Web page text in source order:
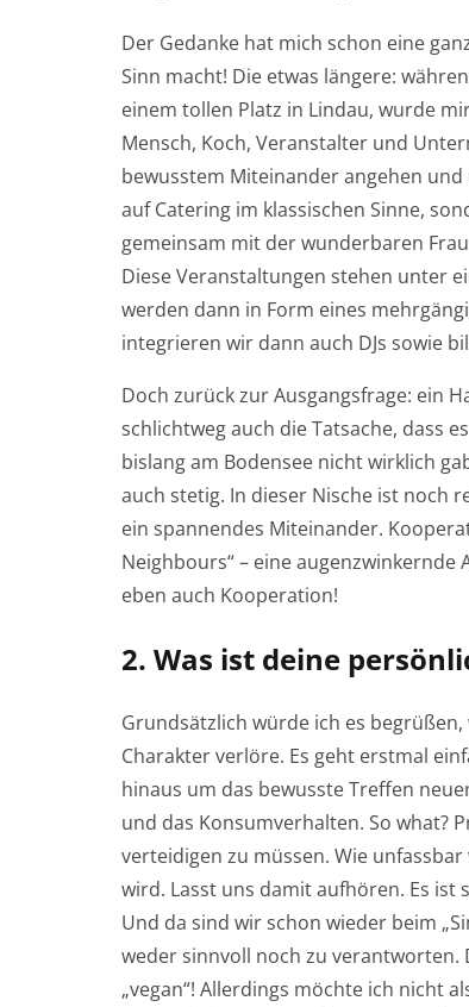
Der Gedanke hat mich schon eine
Sinn macht! Die etwas längere:
einem tollen Platz in Lindau, wurde
Mensch, Koch, Veranstalter und
bewusstem Miteinander angehen
auf Catering im klassischen Sinne,
gemeinsam mit der wunderbaren
Diese Veranstaltungen stehen unter
werden dann in Form eines
integrieren wir dann auch DJs sowie
Doch zurück zur Ausgangsfrage: ein
schlichtweg auch die Tatsache, dass
bislang am Bodensee nicht wirklich
auch stetig. In dieser Nische ist noch
ein spannendes Miteinander.
Neighbours“ – eine
eben auch Kooperation!
2. Was ist deine
Grundsätzlich würde ich es
Charakter verlöre. Es geht erstmal
hinaus um das bewusste Treffen
und das Konsumverhalten. So what?
verteidigen zu müssen. Wie
wird. Lasst uns damit aufhören. Es ist
Und da sind wir schon wieder beim
weder sinnvoll noch zu verantworten.
„vegan“! Allerdings möchte ich nicht